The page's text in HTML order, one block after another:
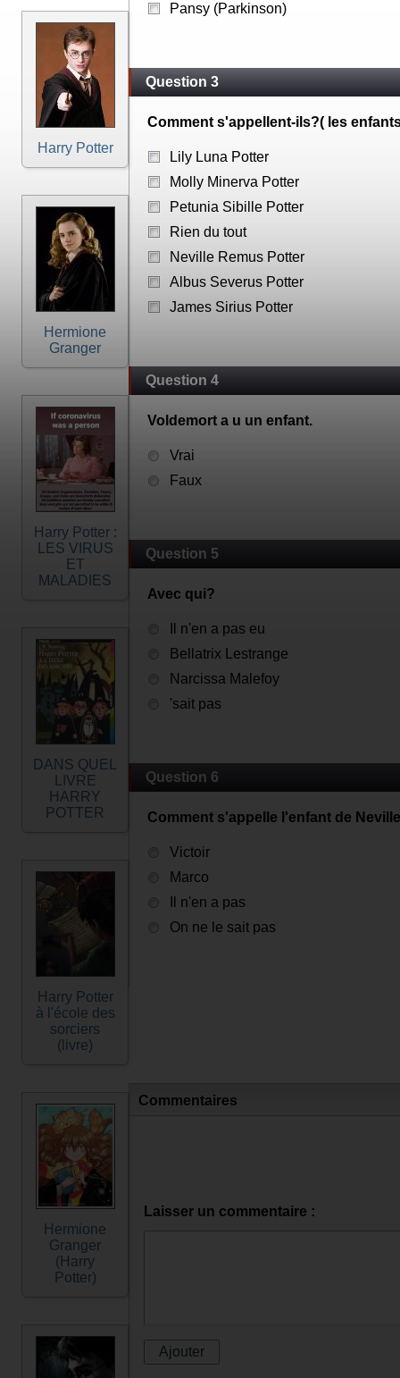
Harry Potter
Hermione
Granger
Harry Potter :
LES VIRUS
ET
MALADIES
DANS QUEL
LIVRE
HARRY
POTTER
Harry Potter
à l'école des
sorciers
(livre)
Hermione
Granger
(Harry
Potter)
Pansy (Parkinson)
Question 3
Comment s'appellent-ils?( les
Lily Luna Potter
Molly Minerva Potter
Petunia Sibille Potter
Rien du tout
Neville Remus Potter
Albus Severus Potter
James Sirius Potter
Question 4
Voldemort a u un enfant.
Vrai
Faux
Question 5
Avec qui?
Il n'en a pas eu
Bellatrix Lestrange
Narcissa Malefoy
'sait pas
Question 6
Comment s'appelle l'enfant de
Victoir
Marco
Il n'en a pas
On ne le sait pas
Commentaires
Laisser un commentaire :